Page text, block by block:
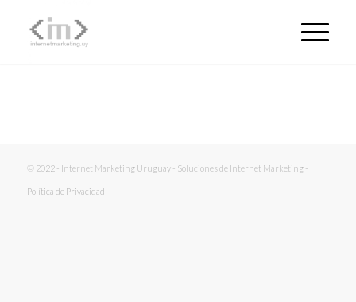
© 2022 - Internet Marketing Uruguay - Soluciones de Internet Marketing -
Política de Privacidad